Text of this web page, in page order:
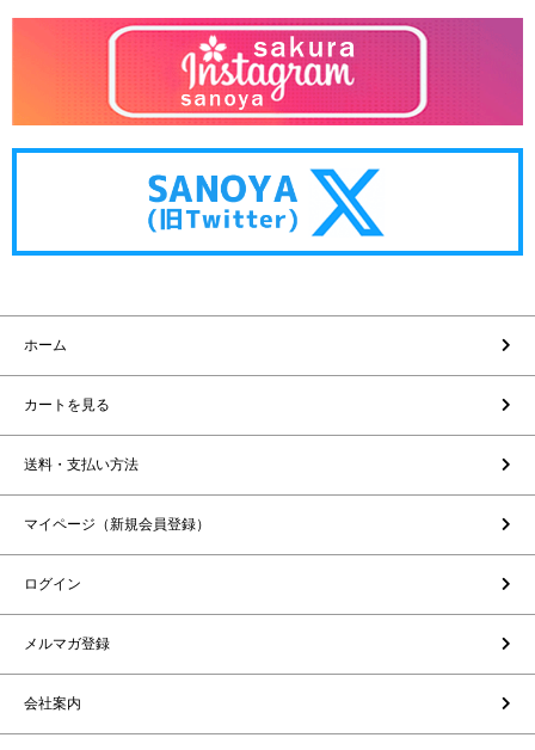
ホーム
カートを見る
送料・支払い方法
マイページ（新規会員登録）
ログイン
メルマガ登録
会社案内